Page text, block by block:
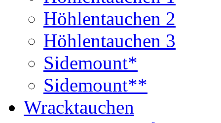
Höhlentauchen 2
Höhlentauchen 3
Sidemount*
Sidemount**
Wracktauchen